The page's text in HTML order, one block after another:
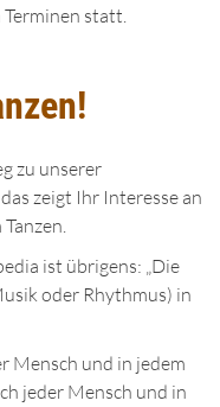
Terminen statt.
zu unserer
zeigt Ihr Interesse an
ist übrigens: „Die
oder Rhythmus) in
Mensch und in jedem
jeder Mensch und in